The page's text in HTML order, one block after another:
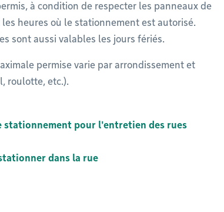
à condition de respecter les panneaux de
heures où le stationnement est autorisé.
sont aussi valables les jours fériés.
permise varie par arrondissement et
roulotte, etc.).
pour l'entretien des rues
dans la rue